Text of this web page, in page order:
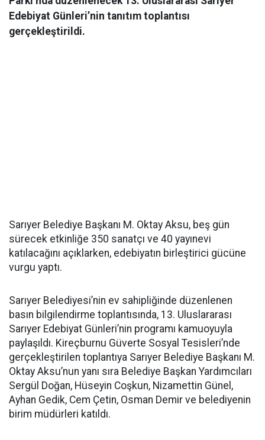
Edebiyat Günleri’nin tanıtım toplantısı
gerçekleştirildi.
Sarıyer Belediye Başkanı M. Oktay Aksu, beş gün
sürecek etkinliğe 350 sanatçı ve 40 yayınevi
katılacağını açıklarken, edebiyatın birleştirici gücüne
vurgu yaptı.
Sarıyer Belediyesi’nin ev sahipliğinde düzenlenen
basın bilgilendirme toplantısında, 13. Uluslararası
Sarıyer Edebiyat Günleri’nin programı kamuoyuyla
paylaşıldı. Kireçburnu Güverte Sosyal Tesisleri’nde
gerçekleştirilen toplantıya Sarıyer Belediye Başkanı M.
Oktay Aksu’nun yanı sıra Belediye Başkan Yardımcıları
Sergül Doğan, Hüseyin Coşkun, Nizamettin Günel,
Ayhan Gedik, Cem Çetin, Osman Demir ve belediyenin
birim müdürleri katıldı.